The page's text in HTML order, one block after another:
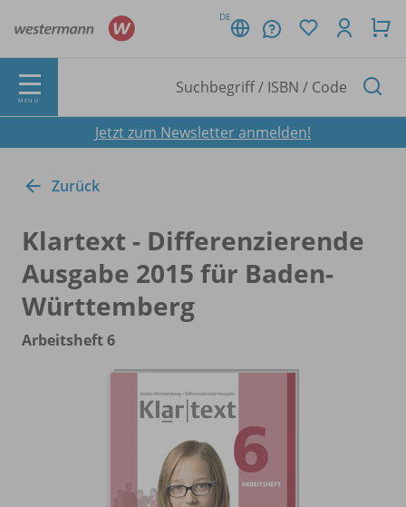
DE
MENÜ
Jetzt zum Newsletter anmelden!
Zurück
Klartext - Differenzierende
Ausgabe 2015 für Baden-
Württemberg
Arbeitsheft 6